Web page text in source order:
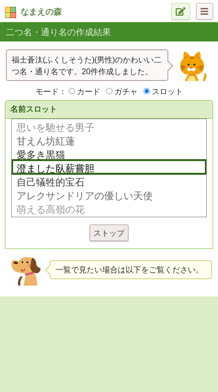
なまえの森
二つ名・通り名の作成結果
福士蒼汰(ふくしそうた)(男性)のかわいい二
つ名・通り名です。20件作成しました。
モード： カード ガチャ スロット
名前スロット
ストップ
一覧で見たい場合は以下をご覧ください。